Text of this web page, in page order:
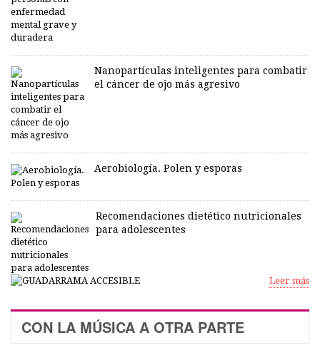
Nanopartículas inteligentes para combatir
el cáncer de ojo más agresivo
Aerobiología. Polen y esporas
Recomendaciones dietético nutricionales
para adolescentes
Leer más
CON LA MÚSICA A OTRA PARTE